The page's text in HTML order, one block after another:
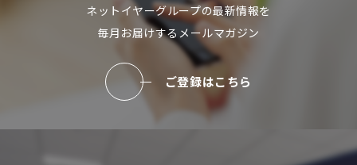
ネットイヤーグループの最新情報を
毎月お届けするメールマガジン
ご登録はこちら